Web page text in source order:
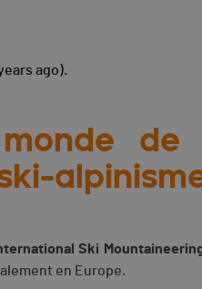
ago).
de
Ski
en Europe.